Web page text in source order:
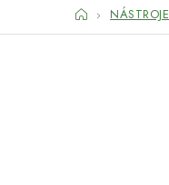
DomůNÁSTROJE